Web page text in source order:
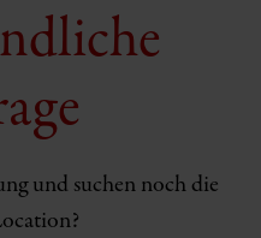
und suchen noch die